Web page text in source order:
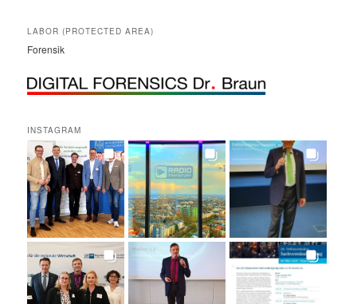
LABOR (PROTECTED AREA)
Forensik
INSTAGRAM